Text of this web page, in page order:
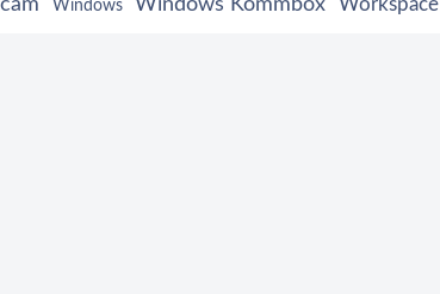
Windows